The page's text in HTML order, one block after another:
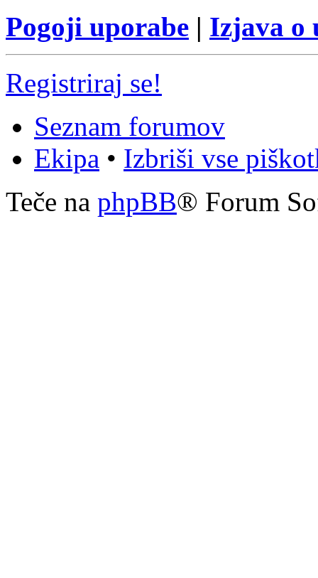
Pogoji uporabe | Izjava o
Registriraj se!
Seznam forumov
Ekipa • Izbriši vse
Teče na phpBB® Forum